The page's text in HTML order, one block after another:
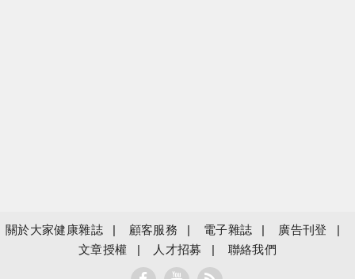
關於大家健康雜誌 顧客服務 電子雜誌
廣告刊登
文章授權
人才招募 聯絡我們